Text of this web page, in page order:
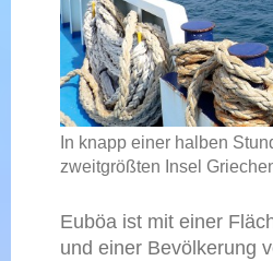
In knapp einer halben
zweitgrößten Insel
Euböa ist mit einer
und einer Bevölkerung